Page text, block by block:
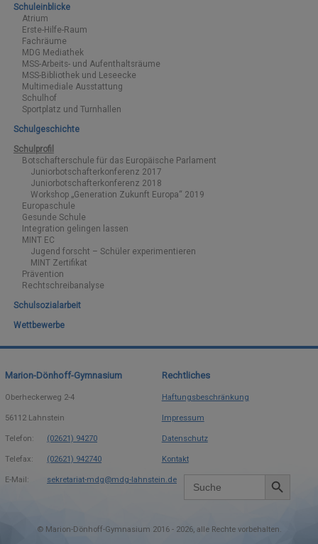
Schuleinblicke
Atrium
Erste-Hilfe-Raum
Fachräume
MDG Mediathek
MSS-Arbeits- und Aufenthaltsräume
MSS-Bibliothek und Leseecke
Multimediale Ausstattung
Schulhof
Sportplatz und Turnhallen
Schulgeschichte
Schulprofil
Botschafterschule für das Europäische Parlament
Juniorbotschafterkonferenz 2017
Juniorbotschafterkonferenz 2018
Workshop „Generation Zukunft Europa“ 2019
Europaschule
Gesunde Schule
Integration gelingen lassen
MINT EC
Jugend forscht – Schüler experimentieren
MINT Zertifikat
Prävention
Rechtschreibanalyse
Schulsozialarbeit
Wettbewerbe
Marion-Dönhoff-Gymnasium
Oberheckerweg 2-4
56112 Lahnstein
Telefon: (02621) 94270
Telefax: (02621) 942740
E-Mail: sekretariat-mdg@mdg-lahnstein.de
Rechtliches
Haftungsbeschränkung
Impressum
Datenschutz
Kontakt
Search
for:
Search Button
©Marion-Dönhoff-Gymnasium 2016 - 2026 alle Rechte vorbehalten.